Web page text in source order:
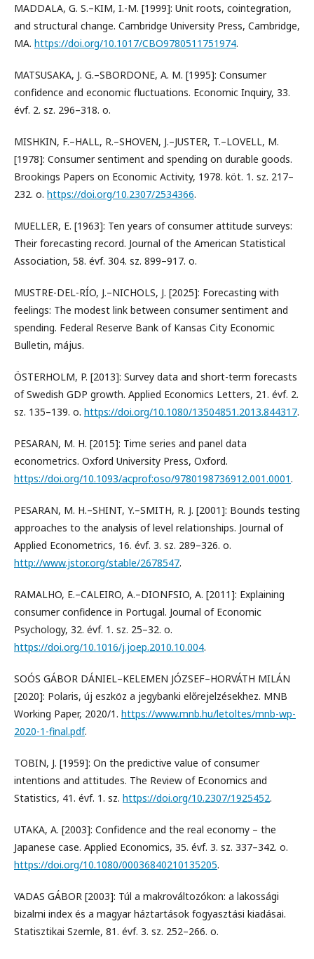
MADDALA, G. S.–KIM, I.-M. [1999]: Unit roots, cointegration,
and structural change. Cambridge University Press, Cambridge,
MA. https://doi.org/10.1017/CBO9780511751974.
MATSUSAKA, J. G.–SBORDONE, A. M. [1995]: Consumer
confidence and economic fluctuations. Economic Inquiry, 33.
évf. 2. sz. 296–318. o.
MISHKIN, F.–HALL, R.–SHOVEN, J.–JUSTER, T.–LOVELL, M.
[1978]: Consumer sentiment and spending on durable goods.
Brookings Papers on Economic Activity, 1978. köt. 1. sz. 217–
232. o. https://doi.org/10.2307/2534366.
MUELLER, E. [1963]: Ten years of consumer attitude surveys:
Their forecasting record. Journal of the American Statistical
Association, 58. évf. 304. sz. 899–917. o.
MUSTRE-DEL-RÍO, J.–NICHOLS, J. [2025]: Forecasting with
feelings: The modest link between consumer sentiment and
spending. Federal Reserve Bank of Kansas City Economic
Bulletin, május.
ÖSTERHOLM, P. [2013]: Survey data and short-term forecasts
of Swedish GDP growth. Applied Economics Letters, 21. évf. 2.
sz. 135–139. o. https://doi.org/10.1080/13504851.2013.844317.
PESARAN, M. H. [2015]: Time series and panel data
econometrics. Oxford University Press, Oxford.
https://doi.org/10.1093/acprof:oso/9780198736912.001.0001.
PESARAN, M. H.–SHINT, Y.–SMITH, R. J. [2001]: Bounds testing
approaches to the analysis of level relationships. Journal of
Applied Econometrics, 16. évf. 3. sz. 289–326. o.
http://www.jstor.org/stable/2678547.
RAMALHO, E.–CALEIRO, A.–DIONFSIO, A. [2011]: Explaining
consumer confidence in Portugal. Journal of Economic
Psychology, 32. évf. 1. sz. 25–32. o.
https://doi.org/10.1016/j.joep.2010.10.004.
SOÓS GÁBOR DÁNIEL–KELEMEN JÓZSEF–HORVÁTH MILÁN
[2020]: Polaris, új eszköz a jegybanki előrejelzésekhez. MNB
Working Paper, 2020/1. https://www.mnb.hu/letoltes/mnb-wp-
2020-1-final.pdf.
TOBIN, J. [1959]: On the predictive value of consumer
intentions and attitudes. The Review of Economics and
Statistics, 41. évf. 1. sz. https://doi.org/10.2307/1925452.
UTAKA, A. [2003]: Confidence and the real economy – the
Japanese case. Applied Economics, 35. évf. 3. sz. 337–342. o.
https://doi.org/10.1080/00036840210135205.
VADAS GÁBOR [2003]: Túl a makrováltozókon: a lakossági
bizalmi index és a magyar háztartások fogyasztási kiadásai.
Statisztikai Szemle, 81. évf. 3. sz. 252–266. o.